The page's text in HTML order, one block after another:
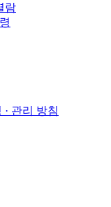
람
관리 방침